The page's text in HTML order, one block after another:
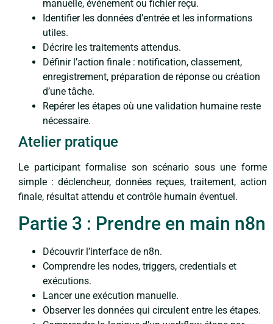
manuelle, événement ou fichier reçu.
Identifier les données d’entrée et les informations
utiles.
Décrire les traitements attendus.
Définir l’action finale : notification, classement,
enregistrement, préparation de réponse ou création
d’une tâche.
Repérer les étapes où une validation humaine reste
nécessaire.
Atelier pratique
Le participant formalise son scénario sous une forme
simple : déclencheur, données reçues, traitement, action
finale, résultat attendu et contrôle humain éventuel.
Partie 3 : Prendre en main n8n
Découvrir l’interface de n8n.
Comprendre les nodes, triggers, credentials et
exécutions.
Lancer une exécution manuelle.
Observer les données qui circulent entre les étapes.